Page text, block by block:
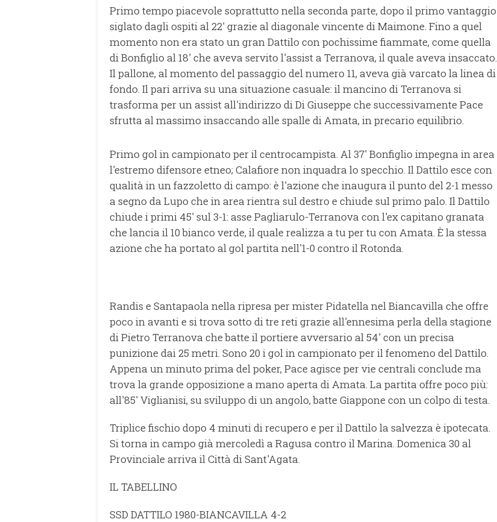
Primo tempo piacevole soprattutto nella seconda parte, dopo il primo vantaggio
siglato dagli ospiti al 22' grazie al diagonale vincente di Maimone. Fino a quel
momento non era stato un gran Dattilo con pochissime fiammate, come quella
di Bonfiglio al 18' che aveva servito l'assist a Terranova, il quale aveva insaccato.
Il pallone, al momento del passaggio del numero 11, aveva già varcato la linea di
fondo. Il pari arriva su una situazione casuale: il mancino di Terranova si
trasforma per un assist all'indirizzo di Di Giuseppe che successivamente Pace
sfrutta al massimo insaccando alle spalle di Amata, in precario equilibrio.
Primo gol in campionato per il centrocampista. Al 37' Bonfiglio impegna in area
l'estremo difensore etneo; Calafiore non inquadra lo specchio. Il Dattilo esce con
qualità in un fazzoletto di campo: è l'azione che inaugura il punto del 2-1 messo
a segno da Lupo che in area rientra sul destro e chiude sul primo palo. Il Dattilo
chiude i primi 45' sul 3-1: asse Pagliarulo-Terranova con l'ex capitano granata
che lancia il 10 bianco verde, il quale realizza a tu per tu con Amata. È la stessa
azione che ha portato al gol partita nell'1-0 contro il Rotonda.
Randis e Santapaola nella ripresa per mister Pidatella nel Biancavilla che offre
poco in avanti e si trova sotto di tre reti grazie all'ennesima perla della stagione
di Pietro Terranova che batte il portiere avversario al 54' con un precisa
punizione dai 25 metri. Sono 20 i gol in campionato per il fenomeno del Dattilo.
Appena un minuto prima del poker, Pace agisce per vie centrali conclude ma
trova la grande opposizione a mano aperta di Amata. La partita offre poco più:
all'85' Viglianisi, su sviluppo di un angolo, batte Giappone con un colpo di testa.
Triplice fischio dopo 4 minuti di recupero e per il Dattilo la salvezza è ipotecata.
Si torna in campo già mercoledì a Ragusa contro il Marina. Domenica 30 al
Provinciale arriva il Città di Sant'Agata.
IL TABELLINO
SSD DATTILO 1980-BIANCAVILLA 4-2